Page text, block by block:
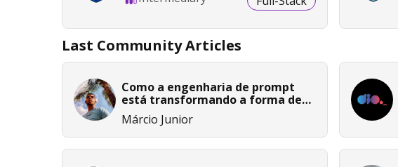
Last Community Articles
Como a engenharia de prompt
está transformando a forma de
utilizar inteligência artificial
Márcio Junior